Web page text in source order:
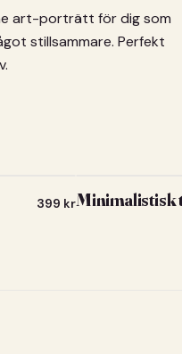
art-porträtt för dig som
stillsammare. Perfekt
399 krMinimalistisk